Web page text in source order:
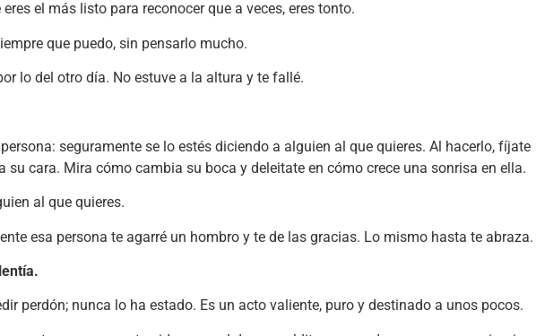
eres el más listo para reconocer que a veces, eres tonto.
que puedo, sin pensarlo mucho.
lo del otro día. No estuve a la altura y te fallé.
seguramente se lo estés diciendo a alguien al que quieres. Al hacerlo, fíjate
su cara. Mira cómo cambia su boca y deleitate en cómo crece una sonrisa en ella.
al que quieres.
esa persona te agarré un hombro y te de las gracias. Lo mismo hasta te abraza.
perdón; nunca lo ha estado. Es un acto valiente, puro y destinado a unos pocos.